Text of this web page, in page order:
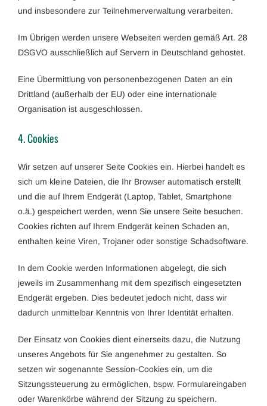
und insbesondere zur Teilnehmerverwaltung verarbeiten.
Im Übrigen werden unsere Webseiten werden gemäß Art. 28
DSGVO ausschließlich auf Servern in Deutschland gehostet.
Eine Übermittlung von personenbezogenen Daten an ein
Drittland (außerhalb der EU) oder eine internationale
Organisation ist ausgeschlossen.
4. Cookies
Wir setzen auf unserer Seite Cookies ein. Hierbei handelt es
sich um kleine Dateien, die Ihr Browser automatisch erstellt
und die auf Ihrem Endgerät (Laptop, Tablet, Smartphone
o.ä.) gespeichert werden, wenn Sie unsere Seite besuchen.
Cookies richten auf Ihrem Endgerät keinen Schaden an,
enthalten keine Viren, Trojaner oder sonstige Schadsoftware.
In dem Cookie werden Informationen abgelegt, die sich
jeweils im Zusammenhang mit dem spezifisch eingesetzten
Endgerät ergeben. Dies bedeutet jedoch nicht, dass wir
dadurch unmittelbar Kenntnis von Ihrer Identität erhalten.
Der Einsatz von Cookies dient einerseits dazu, die Nutzung
unseres Angebots für Sie angenehmer zu gestalten. So
setzen wir sogenannte Session-Cookies ein, um die
Sitzungssteuerung zu ermöglichen, bspw. Formulareingaben
oder Warenkörbe während der Sitzung zu speichern.